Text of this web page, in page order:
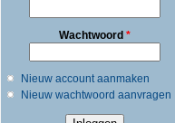
Wachtwoord *
Nieuw account aanmaken
Nieuw wachtwoord aanvragen